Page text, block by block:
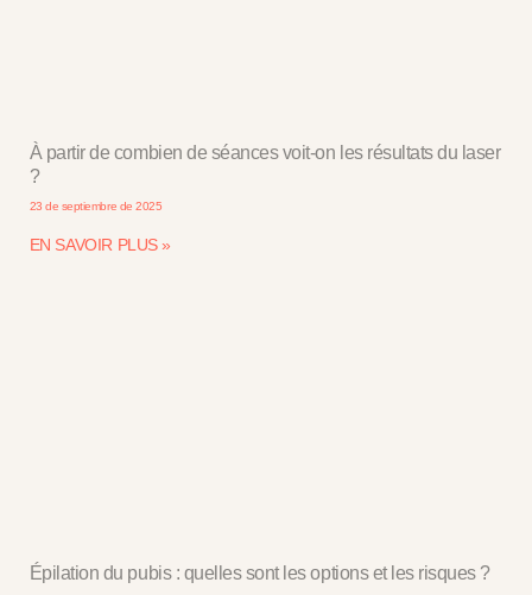
À partir de combien de séances voit-on les résultats du laser
?
23 de septiembre de 2025
EN SAVOIR PLUS »
Épilation du pubis : quelles sont les options et les risques ?